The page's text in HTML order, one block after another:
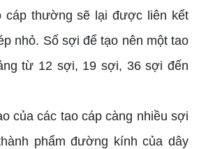
cáp thường sẽ lại được liên kết
nhỏ. Số sợi để tạo nên một tao
từ 12 sợi, 19 sợi, 36 sợi đến
của các tao cáp càng nhiều sợi
phẩm đường kính của dây